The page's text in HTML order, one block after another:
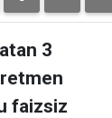
3
faizsiz